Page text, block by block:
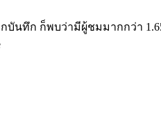
กบันทึก ก็พบว่ามีผู้ชมมากกว่า